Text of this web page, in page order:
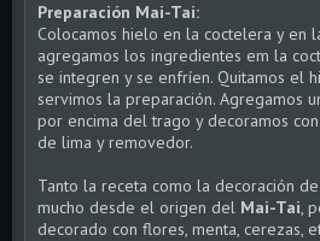
Preparación Mai-Tai:
Colocamos hielo en la coctelera y en
agregamos los ingredientes em la
se integren y se enfríen. Quitamos el
servimos la preparación. Agregamos
por encima del trago y decoramos
de lima y removedor.
Tanto la receta como la decoración
mucho desde el origen del Mai-Tai,
decorado con flores, menta, cerezas,